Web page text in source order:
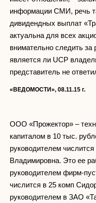
информации СМИ, речь
дивидендных выплат
актуальна для всех
внимательно следить за
является ли UCP
представитель не
«ВЕДОМОСТИ», 08.11.15 г.
ООО «Прожектор» –
капиталом в 10 тыс.
руководителем
Владимировна. Это ее
руководителем фирм-
числится в 25 комп
руководителем в ЗАО